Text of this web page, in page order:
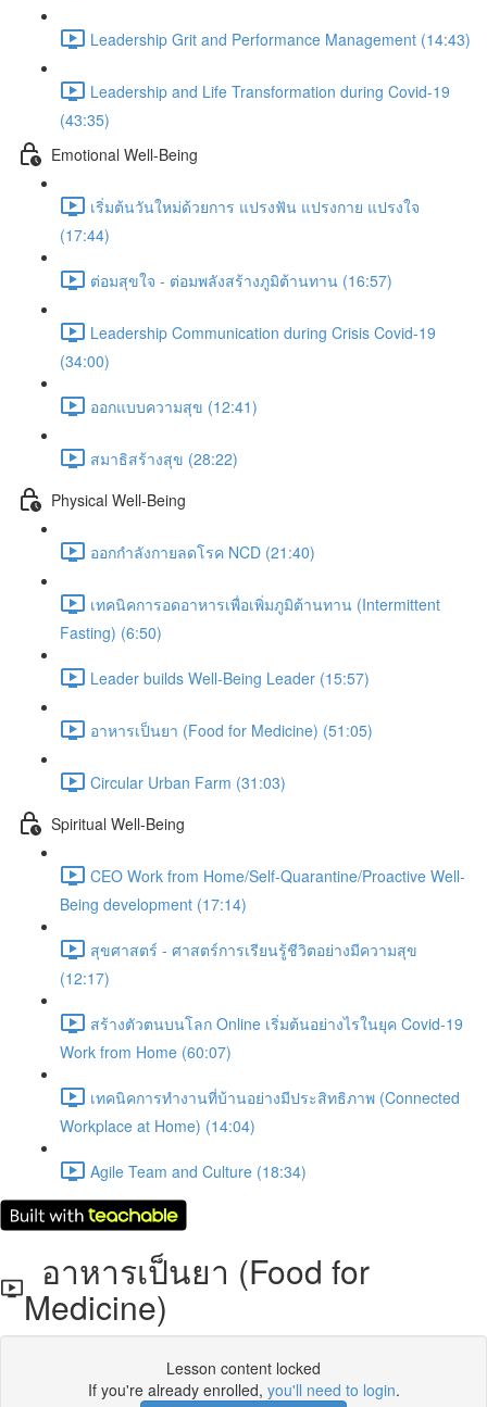
Leadership Grit and Performance Management (14:43)
Leadership and Life Transformation during Covid-19
(43:35)
Emotional Well-Being
เริ่มต้นวันใหม่ด้วยการ แปรงฟัน แปรงกาย แปรงใจ
(17:44)
ต่อมสุขใจ - ต่อมพลังสร้างภูมิต้านทาน (16:57)
Leadership Communication during Crisis Covid-19
(34:00)
ออกแบบความสุข (12:41)
สมาธิสร้างสุข (28:22)
Physical Well-Being
ออกกำลังกายลดโรค NCD (21:40)
เทคนิคการอดอาหารเพื่อเพิ่มภูมิต้านทาน (Intermittent
Fasting) (6:50)
Leader builds Well-Being Leader (15:57)
อาหารเป็นยา (Food for Medicine) (51:05)
Circular Urban Farm (31:03)
Spiritual Well-Being
CEO Work from Home/Self-Quarantine/Proactive Well-
Being development (17:14)
สุขศาสตร์ - ศาสตร์การเรียนรู้ชีวิตอย่างมีความสุข
(12:17)
สร้างตัวตนบนโลก Online เริ่มต้นอย่างไรในยุค Covid-19
Work from Home (60:07)
เทคนิคการทำงานที่บ้านอย่างมีประสิทธิภาพ (Connected
Workplace at Home) (14:04)
Agile Team and Culture (18:34)
อาหารเป็นยา (Food for
Medicine)
Lesson content locked
If you're already enrolled, you'll need to login.